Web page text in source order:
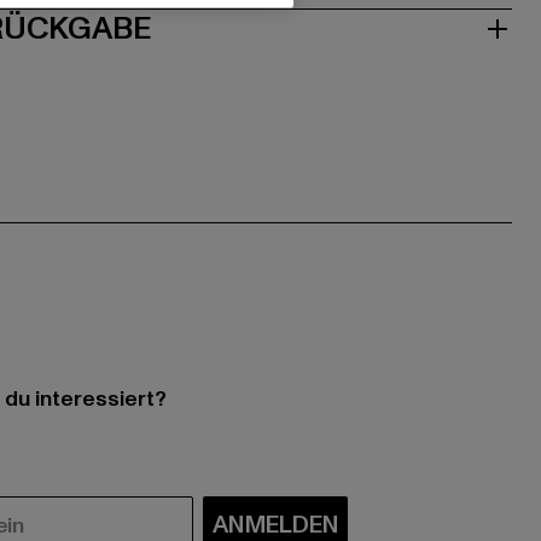
interessiert?
ANMELDEN